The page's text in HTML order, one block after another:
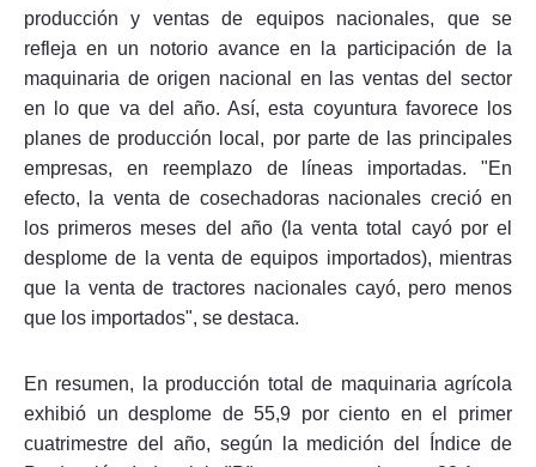
producción y ventas de equipos nacionales, que se
refleja en un notorio avance en la participación de la
maquinaria de origen nacional en las ventas del sector
en lo que va del año. Así, esta coyuntura favorece los
planes de producción local, por parte de las principales
empresas, en reemplazo de líneas importadas. "En
efecto, la venta de cosechadoras nacionales creció en
los primeros meses del año (la venta total cayó por el
desplome de la venta de equipos importados), mientras
que la venta de tractores nacionales cayó, pero menos
que los importados", se destaca.
En resumen, la producción total de maquinaria agrícola
exhibió un desplome de 55,9 por ciento en el primer
cuatrimestre del año, según la medición del Índice de